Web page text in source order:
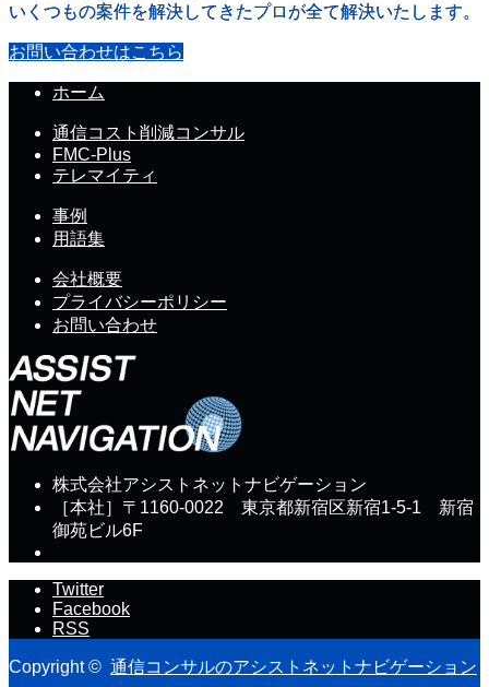
いくつもの案件を解決してきたプロが全て解決いたします。
お問い合わせはこちら
ホーム
通信コスト削減コンサル
FMC-Plus
テレマイティ
事例
用語集
会社概要
プライバシーポリシー
お問い合わせ
株式会社アシストネットナビゲーション
［本社］〒1160-0022 東京都新宿区新宿1-5-1 新宿
御苑ビル6F
Twitter
Facebook
RSS
Copyright © 通信コンサルのアシストネットナビゲーション